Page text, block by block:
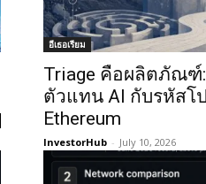
อีเธอเรียม
Triage คือผลิตภัณฑ์:
ตัวแทน AI กับรหัสโ
Ethereum
InvestorHub - July 10, 2026